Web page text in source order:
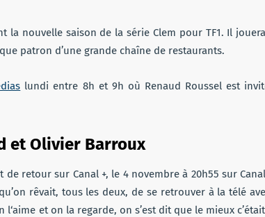
la nouvelle saison de la série Clem pour TF1. Il
patron d’une grande chaîne de restaurants.
lundi entre 8h et 9h où Renaud Roussel est
et Olivier Barroux
retour sur Canal +, le 4 novembre à 20h55 sur
rêvait, tous les deux, de se retrouver à la télé
l‘aime et on la regarde, on s’est dit que le mieux